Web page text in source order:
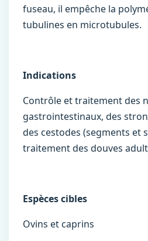
fuseau, il empêche la
tubulines en microtubules.
Indications
Contrôle et traitement des
gastrointestinaux, des
des cestodes (segments et
traitement des douves
Espèces cibles
Ovins et caprins